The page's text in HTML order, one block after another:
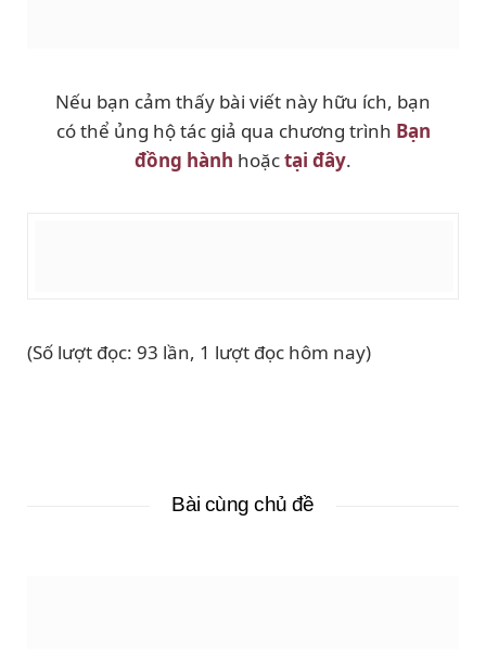
Nếu bạn cảm thấy bài viết này hữu ích, bạn
có thể ủng hộ tác giả qua chương trình Bạn
đồng hành hoặctại đây.
(Số lượt đọc: 93 lần, 1 lượt đọc hôm nay)
Bài cùng chủ đề